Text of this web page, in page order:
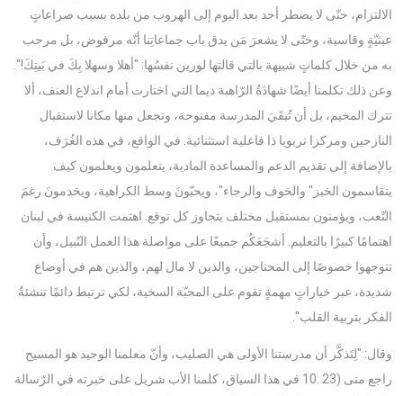
الالتزام، حتّى لا يضطر أحد بعد اليوم إلى الهروب من بلده بسبب صراعاتٍ
عبثيّةٍ وقاسية، وحتّى لا يشعرَ مَن يدق باب جماعاتِنا أنّه مرفوض، بل مرحب
به من خلال كلماتٍ شبيهة بالتي قالتها لورين نفسُها: "أهلا وسهلا بِكَ في بَيتِكَ!".
وعن ذلك تكلمنا أيضًا شهادَةُ الرّاهبة ديما التي اختارت أمام اندلاع العنف، ألا
تترك المخيم، بل أن تُبقَيَ المدرسة مفتوحة، وتجعل منها مكانا لاستقبال
النازحين ومركزا تربويا ذا فاعلية استثنائية. في الواقع، في هذه الغُرَف،
بالإضافة إلى تقديم الدعم والمساعدة المادية، يتعلمون ويعلمون كيف
يتقاسمون الخبز" والخوف والرجاء"، ويحبّونَ وسط الكراهية، ويخدمونَ رغمَ
التّعب، ويؤمنون بمستقبل مختلف يتجاوز كل توقع. اهتمت الكنيسة في لبنان
اهتمامًا كبيرًا بالتعليم. أشجَعَكُم جميعًا على مواصلة هذا العمل النّبيل، وأن
تتوجهوا خصوصًا إلى المحتاجين، والذين لا مال لهم، والذين هم في أوضاع
شديدة، عبر خياراتٍ مهمةٍ تقوم على المحبّة السخية، لكي ترتبط دائمًا تنشئةُ
الفكر بتربية القلب".
وقال: "لِتَذكَّر أن مدرستنا الأولى هي الصليب، وأنّ معلمنا الوحيد هو المسيح
راجع متى (23 .10 في هذا السياق، كلمنا الأب شريل على خبرته في الرّسالة